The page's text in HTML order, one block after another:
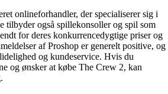
onlineforhandler, der specialiserer sig i
tilbyder også spillekonsoller og spil som
for deres konkurrencedygtige priser og
af Proshop er generelt positive, og
og kundeservice. Hvis du
og ønsker at købe The Crew 2, kan